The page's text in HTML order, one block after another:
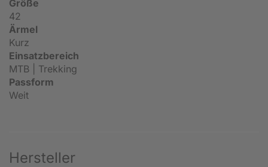
Größe
42
Ärmel
Kurz
Einsatzbereich
MTB | Trekking
Passform
Weit
Hersteller